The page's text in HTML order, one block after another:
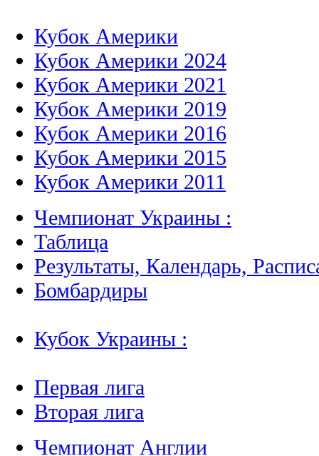
Кубок Америки
Кубок Америки 2024
Кубок Америки 2021
Кубок Америки 2019
Кубок Америки 2016
Кубок Америки 2015
Кубок Америки 2011
Чемпионат Украины :
Таблица
Результаты, Календарь,
Бомбардиры
Кубок Украины :
Первая лига
Вторая лига
Чемпионат Англии